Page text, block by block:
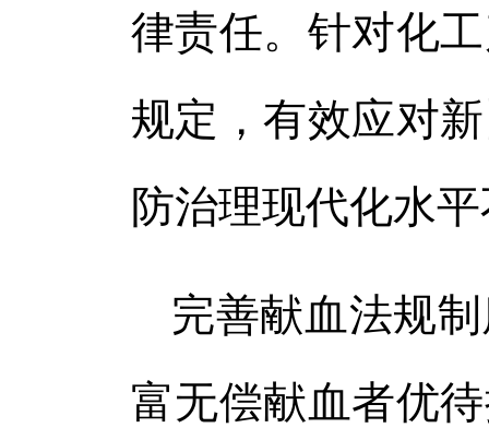
律责任。针对化
规定，有效应对
防治理现代化水
完善献血法规
富无偿献血者优